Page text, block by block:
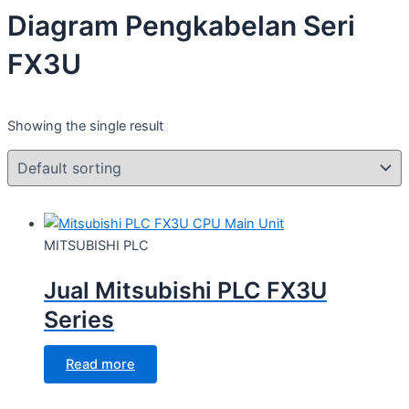
Diagram Pengkabelan Seri
FX3U
Showing the single result
MITSUBISHI PLC
Jual Mitsubishi PLC FX3U
Series
Read more